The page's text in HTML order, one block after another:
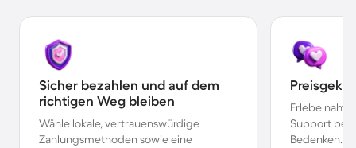
Sicher bezahlen und auf dem
richtigen Weg bleiben
Wähle lokale, vertrauenswürdige
Zahlungsmethoden sowie eine
Erlebe
Support bei
Bedenken.